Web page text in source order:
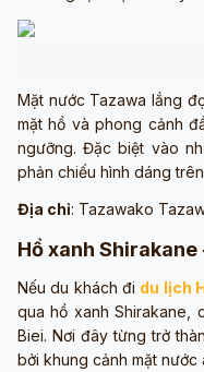
Mặt nước Tazawa lắng
mặt hồ và phong cảnh
ngưỡng. Đặc biệt vào
phản chiếu hình dáng
Địa chỉ: Tazawako
Hồ xanh Shirakane
Nếu du khách đi du lịch
qua hồ xanh Shirakane,
Biei. Nơi đây từng trở
bởi khung cảnh mặt nước